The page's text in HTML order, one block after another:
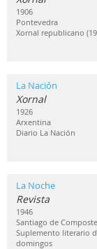
1906
Pontevedra
Xornal republicano
La Nación
Xornal
1926
Arxentina
Diario La Nación
La Noche
Revista
1946
Santiago de
Suplemento literario
domingos